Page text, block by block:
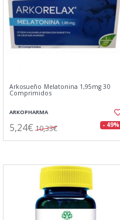
Arkosueño Melatonina 1,95mg 30
Comprimidos
ARKOPHARMA
5,24€ 10,33€ - 49%